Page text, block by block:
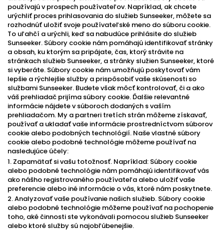
používajú v prospech používateľov. Napríklad, ak chcete
urýchliť proces prihlasovania do služieb Sunseeker, môžete sa
rozhodnúť uložiť svoje používateľské meno do súboru cookie.
To uľahčí a urýchli, keď sa nabudúce prihlásite do služieb
Sunseeker. Súbory cookie nám pomáhajú identifikovať stránky
a obsah, ku ktorým sa pripájate, čas, ktorý strávite na
stránkach služieb Sunseeker, a stránky služien Sunseeker, ktoré
si vyberáte. Súbory cookie nám umožňujú poskytovať vám
lepšie a rýchlejšie služby a prispôsobiť vaše skúsenosti so
službami Sunseeker. Budete však môcť kontrolovať, či a ako
váš prehliadač prijíma súbory cookie. Ďalšie relevantné
informácie nájdete v súboroch dodaných s vaším
prehliadačom. My a partneri tretích strán môžeme získavať,
používať a ukladať vaše informácie prostredníctvom súborov
cookie alebo podobných technológií. Naše vlastné súbory
cookie alebo podobné technológie môžeme používať na
nasledujúce účely:
1. Zapamätať si vašu totožnosť. Napríklad: Súbory cookie
alebo podobné technológie nám pomáhajú identifikovať vás
ako nášho registrovaného používateľa alebo uložiť vaše
preferencie alebo iné informácie o vás, ktoré nám poskytnete.
2. Analyzovať vaše používanie našich služieb. Súbory cookie
alebo podobné technológie môžeme používať na pochopenie
toho, aké činnosti ste vykonávali pomocou služieb Sunseeker
alebo ktoré služby sú najobľúbenejšie.